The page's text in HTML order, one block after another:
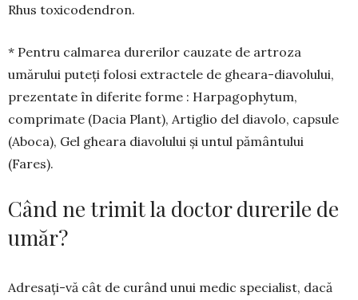
Rhus toxicodendron.
* Pentru calmarea durerilor cauzate de artro­za
umărului puteți folosi extractele de gheara-diavolului,
prezentate în diferite forme : Harpa­gophytum,
comprimate (Dacia Plant), Artiglio del diavolo, capsule
(Aboca), Gel gheara diavolului și untul pământului
(Fares).
Când ne trimit la doctor durerile de
umăr?
Adresați-vă cât de curând unui medic specia­list, dacă